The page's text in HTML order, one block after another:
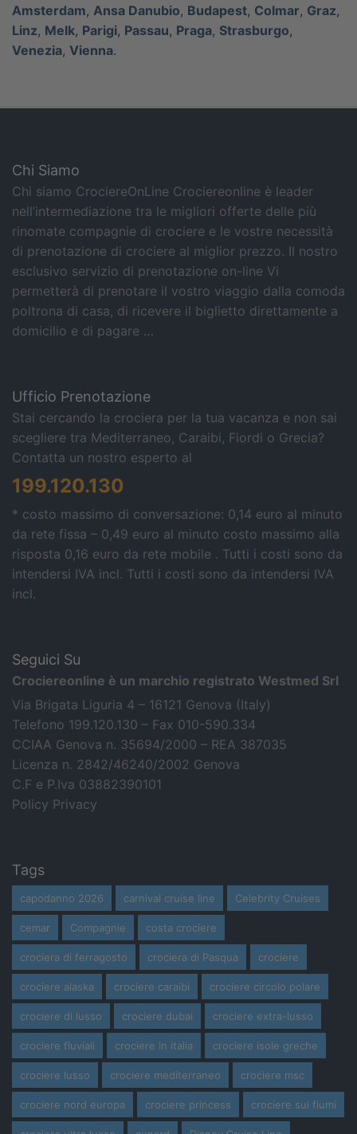
Amsterdam, Ansa Danubio, Budapest, Colmar, Graz,
Linz, Melk, Parigi, Passau, Praga, Strasburgo,
Venezia, Vienna.
Chi Siamo
Chi siamo CrociereOnLine Crociereonline è leader
nell’intermediazione tra le migliori offerte delle più
rinomate compagnie di crociere e le vostre necessità
di prenotazione di crociere al miglior prezzo. Il nostro
esclusivo servizio di prenotazione on-line Vi
permetterà di prenotare il vostro viaggio dalla comoda
poltrona di casa, di ricevere il biglietto direttamente a
domicilio e di pagare …
Ufficio Prenotazione
Stai cercando la crociera per la tua vacanza e non sai
scegliere tra Mediterraneo, Caraibi, Fiordi o Grecia?
Contatta un nostro esperto al
199.120.130
* costo massimo di conversazione: 0,14 euro al minuto
da rete fissa – 0,49 euro al minuto costo massimo alla
risposta 0,16 euro da rete mobile . Tutti i costi sono da
intendersi IVA incl. Tutti i costi sono da intendersi IVA
incl.
Seguici Su
Crociereonline è un marchio registrato Westmed Srl
Via Brigata Liguria 4 – 16121 Genova (Italy)
Telefono 199.120.130 – Fax 010-590.334
CCIAA Genova n. 35694/2000 – REA 387035
Licenza n. 2842/46240/2002 Genova
C.F e P.Iva 03882390101
Policy Privacy
Tags
capodanno 2026 carnival cruise line Celebrity Cruises
cemar Compagnie costa crociere
crociera di ferragosto crociera di Pasqua crociere
crociere alaska crociere caraibi crociere circolo polare
crociere di lusso crociere dubai crociere extra-lusso
crociere fluviali crociere in italia crociere isole greche
crociere lusso crociere mediterraneo crociere msc
crociere nord europa crociere princess crociere sui fiumi